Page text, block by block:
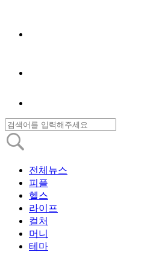
전체뉴스
피플
헬스
라이프
컬처
머니
테마